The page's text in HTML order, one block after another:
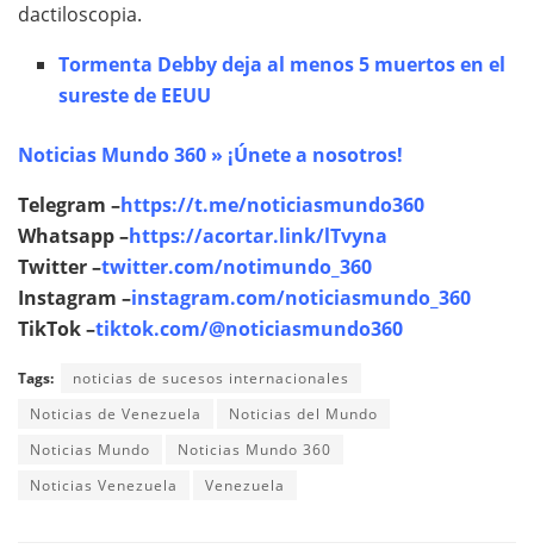
dactiloscopia.
Tormenta Debby deja al menos 5 muertos en el
sureste de EEUU
Noticias Mundo 360 » ¡Únete a nosotros!
Telegram –https://t.me/noticiasmundo360
Whatsapp –https://acortar.link/lTvyna
Twitter –twitter.com/notimundo_360
Instagram –instagram.com/noticiasmundo_360
TikTok –tiktok.com/@noticiasmundo360
Tags:
noticias de sucesos internacionales
Noticias de Venezuela
Noticias del Mundo
Noticias Mundo
Noticias Mundo 360
Noticias Venezuela
Venezuela